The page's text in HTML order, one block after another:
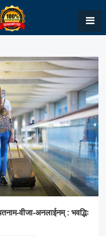
वीजा-अनलाईनम् : भवद्भिः